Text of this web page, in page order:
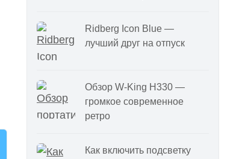
Ridberg Icon Blue —
лучший друг на отпуск
Обзор W-King H330 —
громкое современное
ретро
Как включить подсветку